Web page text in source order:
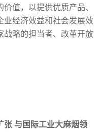
值，以提供优质产品、
业经济效益和社会发展效
战略的担当者、改革开放
张 与国际工业大麻烟领